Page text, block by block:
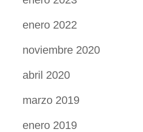
enero 2022
noviembre 2020
abril 2020
marzo 2019
enero 2019